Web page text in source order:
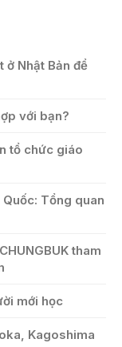
ở Nhật Bản để
với bạn?
tổ chức giáo
Tổng quan
tham
mới học
Kagoshima